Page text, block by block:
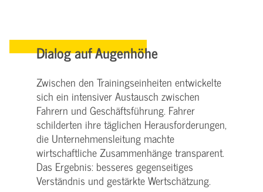
Dialog auf Augenhöhe
Zwischen den Trainingseinheiten entwickelte
sich ein intensiver Austausch zwischen
Fahrern und Geschäftsführung. Fahrer
schilderten ihre täglichen Herausforderungen,
die Unternehmensleitung machte
wirtschaftliche Zusammenhänge transparent.
Das Ergebnis: besseres gegenseitiges
Verständnis und gestärkte Wertschätzung.